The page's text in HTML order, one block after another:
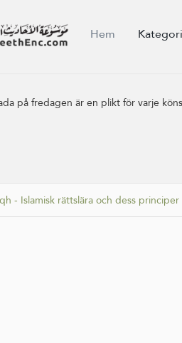
Hem
på fredagen är en plikt för varje
- Islamisk rättslära och dess principer